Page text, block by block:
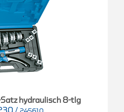
hydraulisch 8-tlg